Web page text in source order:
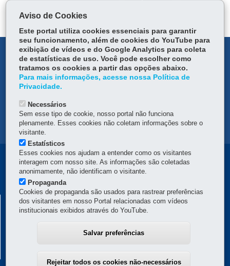
MAPA DO SITE
DENUNCIE CORRUPÇÃO
OUVIDORIA
Navegação
principal
COMPANHIA DE HABITAÇÃO DO PARANÁ -
COHAPAR
Curitiba -PR MAPA
Atendimento institucional: (41) 3312-5700
Aviso de Cookies
Este portal utiliza cookies essenciais para garantir
seu funcionamento, além de cookies do YouTube para
exibição de vídeos e do Google Analytics para coleta
de estatísticas de uso. Você pode escolher como
tratamos os cookies a partir das opções abaixo.
Para mais informações, acesse nossa Política de
Privacidade.
Necessários
Sem esse tipo de cookie, nosso portal não funciona
plenamente. Esses cookies não coletam informações sobre o
visitante.
Estatísticos
Esses cookies nos ajudam a entender como os visitantes
interagem com nosso site. As informações são coletadas
anonimamente, não identificam o visitante.
Propaganda
Cookies de propaganda são usados para rastrear preferências
dos visitantes em nosso Portal relacionadas com vídeos
institucionais exibidos através do YouTube.
Salvar preferências
Rejeitar todos os cookies não-necessários